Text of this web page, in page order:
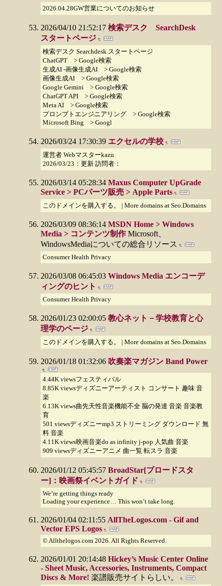
2026.04.28GW営業についてのお知らせ
2026/04/10 21:52:17 検索デスク SearchDesk
スタートページ
検索デスク Searchdesk スタートページ
ChatGPT > Google検索
生成AI -画像生成AI > Google検索
画像生成AI > Google検索
Google Gemini > Google検索
ChatGPT API > Google検索
Meta AI > Google検索
プロンプトエンジニアリング > Google検索
Microsoft Bing > Googl
2026/03/24 17:30:39 エクセルの学校
運営者 Webマスターkazu
2026/03/23：更新 訪問者：
2026/03/14 05:28:34 Maxus Computer UpGrade
Service > PCパーツ販売 > Apple Parts
このドメインを購入する。 | More domains at Seo.Domains
2026/03/09 08:36:14 MSDN Home > Windows
Media > コンテンツ制作 Microsoft、
WindowsMediaについての総合リソース
Consumer Health Privacy
2026/03/08 06:45:03 Windows Media エンコーデ
ィングのヒント
Consumer Health Privacy
2026/01/23 02:00:05 教心ネット－学校教育と心
理学のページ
このドメインを購入する。 | More domains at Seo.Domains
2026/01/18 01:32:06 吹奏楽マガジン Band Power
4.44K viewsフェスティバル
8.85K viewsディズニーアーティスト コンサート 趣味 音
楽
6.13K views曲先天性音楽機能不全 脳の発達 音楽 音楽教
育
501 viewsディズニーmp3 ストリーミング ダウンロード 無
料 音楽
4.11K views映画音楽do as infinity j-pop 人気曲 音楽
909 viewsディズニーアニメ 曲一覧 転スラ 音楽
2026/01/12 05:45:57 BroadStar[ブロードスタ
ー]：映画祭イベントガイド
We’re getting things ready
Loading your experience… This won’t take long.
2026/01/04 02:11:55 AllTheLogos.com - Gif and
Vector EPS Logos
© Allthelogos.com 2026. All Rights Reserved.
2026/01/01 20:14:48 Hickey’s Music Center Online
- Sheet Music, Accessories, Instruments, Compact
Discs & More! 楽譜販売サイトらしい。